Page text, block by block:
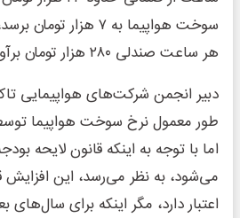
سوخت هواپیما به ۷
هر ساعت صندلی ۲۸۰ هزار تومان برآورد می‌شود.
دبیر انجمن شرکت‌های هواپیمایی
طور معمول نرخ سوخت هواپیما
اما با توجه به اینکه قانون لایحه
می‌شود، به نظر می‌رسد، این
اعتبار دارد، مگر اینکه برای سال‌های